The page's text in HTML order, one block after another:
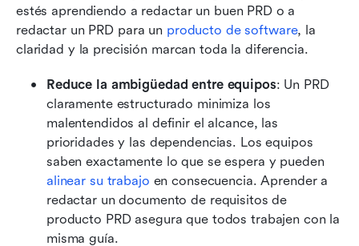
estés aprendiendo a redactar un buen PRD o a
redactar un PRD para un producto de software, la
claridad y la precisión marcan toda la diferencia.
Reduce la ambigüedad entre equipos: Un PRD
claramente estructurado minimiza los
malentendidos al definir el alcance, las
prioridades y las dependencias. Los equipos
alinear su trabajo en consecuencia. Aprender a
redactar un documento de requisitos de
producto PRD asegura que todos trabajen con la
misma guía.